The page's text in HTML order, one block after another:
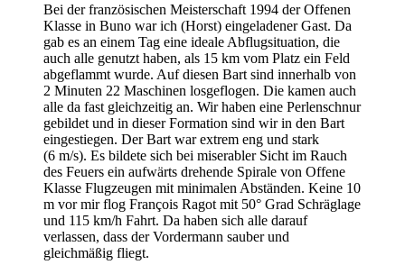
Bei der französischen Meisterschaft 1994 der Offenen
Klasse in Buno war ich (Horst) eingeladener Gast. Da
gab es an einem Tag eine ideale Abflugsituation, die
auch alle genutzt haben, als 15 km vom Platz ein Feld
abgeflammt wurde. Auf diesen Bart sind innerhalb von
2 Minuten 22 Maschinen losgeflogen. Die kamen auch
alle da fast gleichzeitig an. Wir haben eine Perlenschnur
gebildet und in dieser Formation sind wir in den Bart
eingestiegen. Der Bart war extrem eng und stark
(6 m/s). Es bildete sich bei miserabler Sicht im Rauch
des Feuers ein aufwärts drehende Spirale von Offene
Klasse Flugzeugen mit minimalen Abständen. Keine 10
m vor mir flog François Ragot mit 50° Grad Schräglage
und 115 km/h Fahrt. Da haben sich alle darauf
verlassen, dass der Vordermann sauber und
gleichmäßig fliegt.